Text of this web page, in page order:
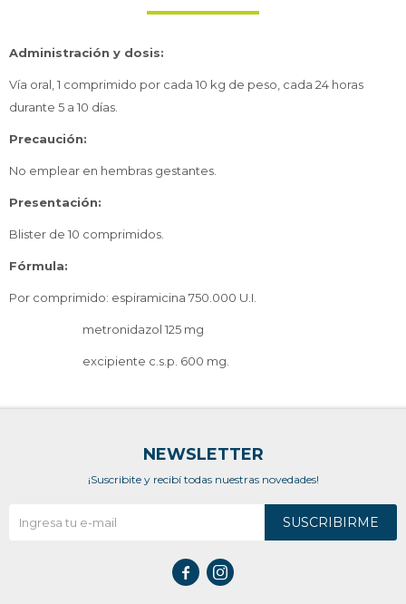
Administración y dosis:
Vía oral, 1 comprimido por cada 10 kg de peso, cada 24 horas
durante 5 a 10 días.
Precaución:
No emplear en hembras gestantes.
Presentación:
Blister de 10 comprimidos.
Fórmula:
Por comprimido: espiramicina 750.000 U.I.
metronidazol 125 mg
excipiente c.s.p. 600 mg.
NEWSLETTER
¡Suscribite y recibí todas nuestras novedades!
SUSCRIBIRME
 